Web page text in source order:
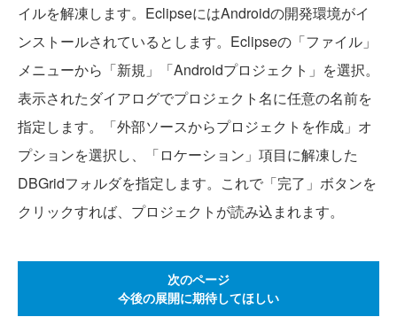
イルを解凍します。EclipseにはAndroidの開発環境がイ
ンストールされているとします。Eclipseの「ファイル」
メニューから「新規」「Androidプロジェクト」を選択。
表示されたダイアログでプロジェクト名に任意の名前を
指定します。「外部ソースからプロジェクトを作成」オ
プションを選択し、「ロケーション」項目に解凍した
DBGridフォルダを指定します。これで「完了」ボタンを
クリックすれば、プロジェクトが読み込まれます。
次のページ
今後の展開に期待してほしい